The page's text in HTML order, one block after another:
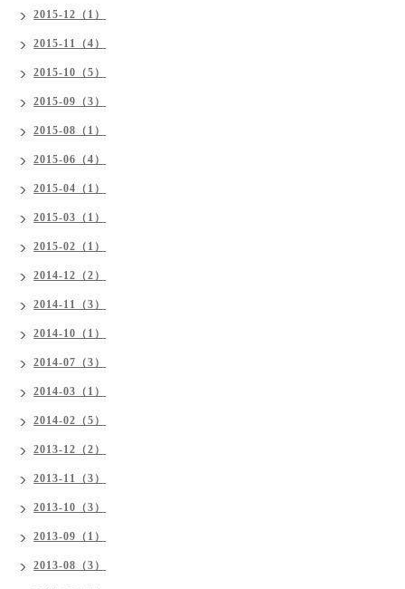
2015-12（1）
2015-11（4）
2015-10（5）
2015-09（3）
2015-08（1）
2015-06（4）
2015-04（1）
2015-03（1）
2015-02（1）
2014-12（2）
2014-11（3）
2014-10（1）
2014-07（3）
2014-03（1）
2014-02（5）
2013-12（2）
2013-11（3）
2013-10（3）
2013-09（1）
2013-08（3）